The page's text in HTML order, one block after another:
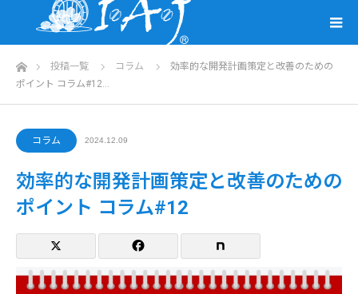
ホーム投稿一覧 コラム
効率的な開発計画策定と改善のための
ポイント コラム#12…
コラム 2024.12.09
効率的な開発計画策定と改善のための
ポイント コラム#12